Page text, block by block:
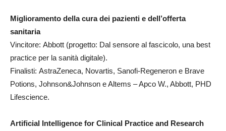
Miglioramento della cura dei pazienti e dell’offerta
sanitaria
Vincitore: Abbott (progetto: Dal sensore al fascicolo, una best
practice per la sanità digitale).
Finalisti: AstraZeneca, Novartis, Sanofi-Regeneron e Brave
Potions, Johnson&Johnson e Altems – Apco W., Abbott, PHD
Lifescience.
Artificial Intelligence for Clinical Practice and Research